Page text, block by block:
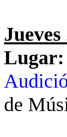
Jueves
Lugar:
de